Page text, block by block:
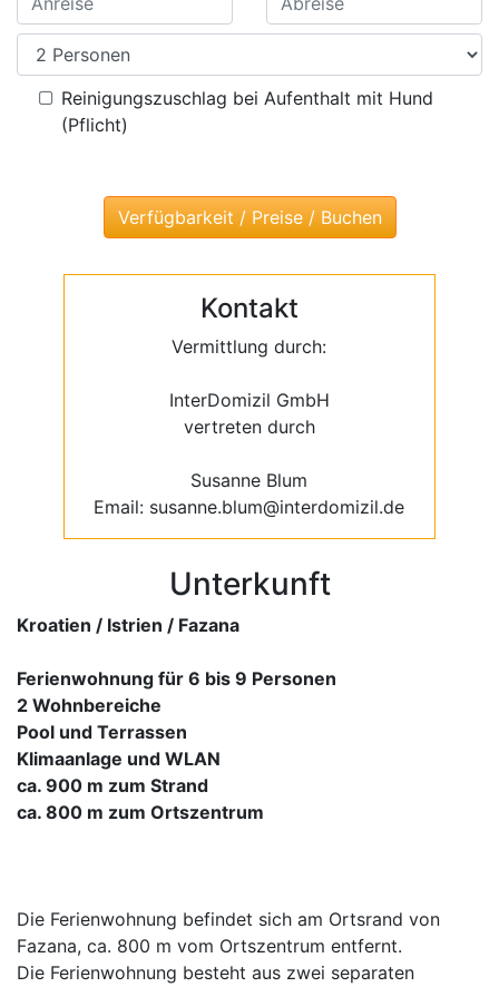
Reinigungszuschlag bei Aufenthalt mit Hund
(Pflicht)
Kontakt
Vermittlung durch:
InterDomizil GmbH
vertreten durch
Susanne Blum
Email: susanne.blum@interdomizil.de
Unterkunft
Kroatien / Istrien / Fazana
Ferienwohnung für 6 bis 9 Personen
2 Wohnbereiche
Pool und Terrassen
Klimaanlage und WLAN
ca. 900 m zum Strand
ca. 800 m zum Ortszentrum
Die Ferienwohnung befindet sich am Ortsrand von
Fazana, ca. 800 m vom Ortszentrum entfernt.
Die Ferienwohnung besteht aus zwei separaten